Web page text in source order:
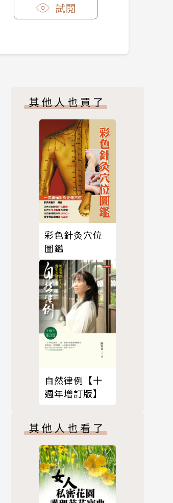
試閱
其他人也買了
彩色針灸穴位
圖鑑
自然律例【十
週年增訂版】
其他人也看了